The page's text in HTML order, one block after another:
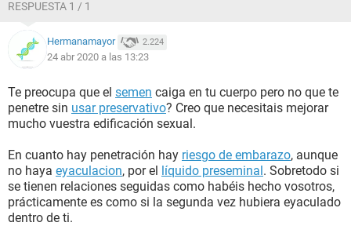
RESPUESTA 1 / 1
Hermanamayor 2.224
24 abr 2020 a las 13:23
Te preocupa que el semen caiga en tu cuerpo pero no que te
penetre sin usar preservativo? Creo que necesitais mejorar
mucho vuestra edificación sexual.
En cuanto hay penetración hay riesgo de embarazo, aunque
no haya eyaculacion, por el líquido preseminal. Sobretodo si
se tienen relaciones seguidas como habéis hecho vosotros,
prácticamente es como si la segunda vez hubiera eyaculado
dentro de ti.